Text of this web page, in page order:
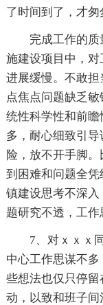
了时间到了，才匆
完成工作的
施建设项目中，对
进展缓慢。不敢
点焦点问题缺乏
统性科学性和前
多，耐心细致引
险，放不开手脚
到困难和问题全
镇建设思考不深
题研究不透，工作
7、对ｘｘｘ
中心工作思谋不
些想法也仅只停
动，以致和班子间